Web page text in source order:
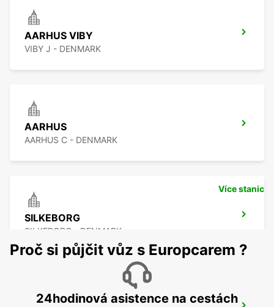
AARHUS VIBY
VIBY J - DENMARK
AARHUS
AARHUS C - DENMARK
SILKEBORG
SILKEBORG - DENMARK
Více stanic
Proč si půjčit vůz s Europcarem ?
24hodinová asistence na cestách